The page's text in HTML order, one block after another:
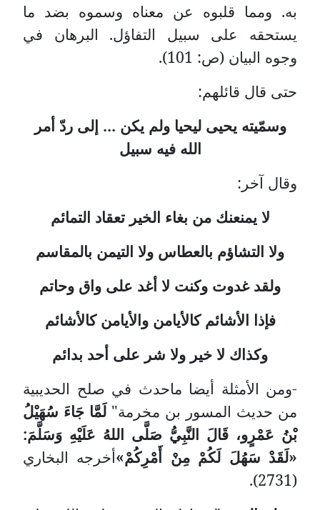
به. ومما قلبوه عن معناه وسموه بضد ما
يستحقه على سبيل التفاؤل. البرهان في
وجوه البيان (ص: 101).
حتى قال قائلهم:
وسمّيته يحيى ليحيا ولم يكن ... إلى ردّ أمر
الله فيه سبيل
وقال آخر:
لا يمنعنك من بغاء الخير تعقاد التمائم
ولا التشاؤم بالعطاس ولا التيمن بالمقاسم
ولقد غدوت وكنت لا أغد على واق وحاتم
فإذا الأشائم كالأيامن والأيامن كالأشائم
وكذاك لا خير ولا شر على أحد بدائم
-ومن الأمثلة أيضا ماحدث في صلح الحديبية
من حديث المسور بن مخرمة"لَمَّا جَاءَ سُهَيْلُ
بْنُ عَمْرٍو، قَالَ النَّبِيُّ صَلَّى اللهُ عَلَيْهِ وَسَلَّمَ:
«لَقَدْ سَهُلَ لَكُمْ مِنْ أَمْرِكُمْ»أخرجه البخاري
(2731).